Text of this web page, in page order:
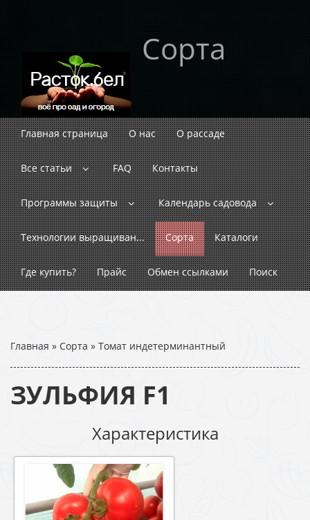
Сорта
Главная страница О нас О рассаде
Все статьи FAQ Контакты
Программы защиты Календарь садовода
Технологии выращиван... Сорта Каталоги
Где купить? Прайс Обмен ссылками Поиск
Главная » Сорта » Томат индетерминантный
ЗУЛЬФИЯ F1
Характеристика